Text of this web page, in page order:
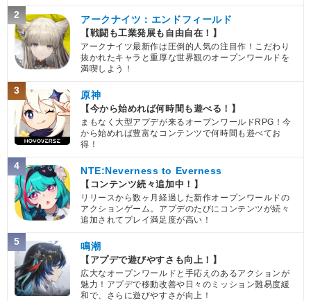
2 アークナイツ：エンドフィールド
【戦闘も工業発展も自由自在！】
アークナイツ最新作は圧倒的人気の注目作！こだわり
抜かれたキャラと重厚な世界観のオープンワールドを
満喫しよう！
3 原神
【今から始めれば何時間も遊べる！】
まもなく大型アプデが来るオープンワールドRPG！今
から始めれば豊富なコンテンツで何時間も遊べてお
得！
4 NTE:Neverness to Everness
【コンテンツ続々追加中！】
リリースから数ヶ月経過した新作オープンワールドの
アクションゲーム。アプデのたびにコンテンツが続々
追加されてプレイ満足度が高い！
5 鳴潮
【アプデで遊びやすさも向上！】
広大なオープンワールドと手応えのあるアクションが
魅力！アプデで移動改善や日々のミッション難易度緩
和で、さらに遊びやすさが向上！